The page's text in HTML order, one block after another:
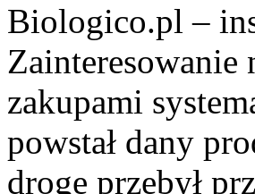
Biologico.pl –
zakupami
powstał dany
drogę przebył